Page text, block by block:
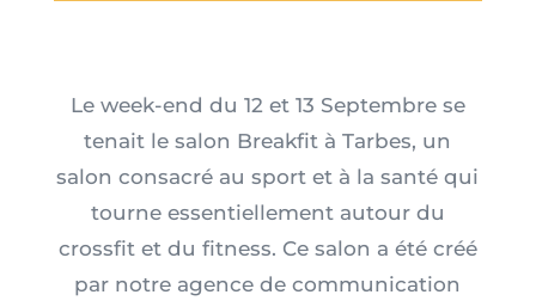
Le week-end du 12 et 13 Septembre se
tenait le salon Breakfit à Tarbes, un
salon consacré au sport et à la santé qui
tourne essentiellement autour du
crossfit et du fitness. Ce salon a été créé
par notre agence de communication